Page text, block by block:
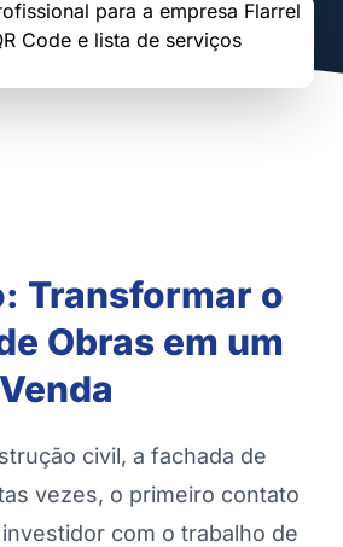
Transformar o
Obras em um
civil, a fachada de
vezes, o primeiro contato
com o trabalho de